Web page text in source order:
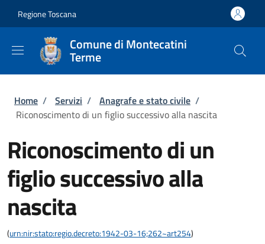
Regione Toscana
Comune di Montecatini
Terme
Briciole di pane
Home / Servizi / Anagrafe e stato civile /
Riconoscimento di un figlio successivo alla nascita
Riconoscimento di un
figlio successivo alla
nascita
(urn:nir:stato:regio.decreto:1942-03-16;262~art254)